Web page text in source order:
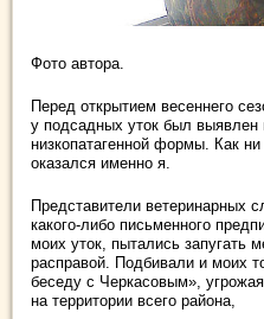
Фото автора.
Перед открытием весеннего
у подсадных уток был выявлен
низкопатагенной формы. Как
оказался именно я.
Представители ветеринарных
какого-либо письменного
моих уток, пытались запугать
расправой. Подбивали и моих
беседу с Черкасовым»,
на территории всего района,